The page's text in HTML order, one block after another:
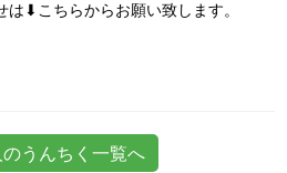
は⬇こちらからお願い致します。
うんちく一覧へ